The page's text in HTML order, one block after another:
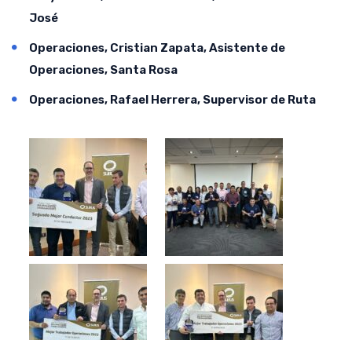
José
Operaciones, Cristian Zapata, Asistente de
Operaciones, Santa Rosa
Operaciones, Rafael Herrera, Supervisor de Ruta